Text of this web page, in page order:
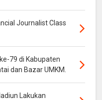
Journalist Class
79 di Kabupaten
dan Bazar UMKM.
Lakukan